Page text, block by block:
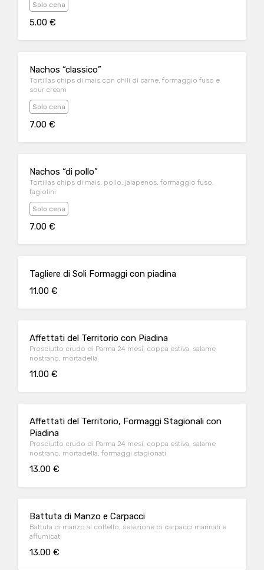
Solo cena
5.00 €
Nachos “classico”
Tortillas chips di mais con chili di carne, formaggio fuso e
sour cream
Solo cena
7.00 €
Nachos “di pollo”
Tortillas chips di mais, pollo, jalapenos, formaggio fuso,
fagiolini
Solo cena
7.00 €
Tagliere di Soli Formaggi con piadina
11.00 €
Affettati del Territorio con Piadina
Prosciutto crudo di Parma 24 mesi, coppa estiva, salame
nostrano, mortadella
11.00 €
Affettati del Territorio, Formaggi Stagionali con
Piadina
Prosciutto crudo di Parma 24 mesi, coppa estiva, salame
nostrano, mortadella, formaggi stagionati
13.00 €
Battuta di Manzo e Carpacci
Battuta di manzo al coltello, selezione di carpacci marinati e
affumicati
13.00 €